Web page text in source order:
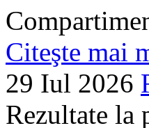
Citeşte mai
29 Iul 2026
Rezultate la